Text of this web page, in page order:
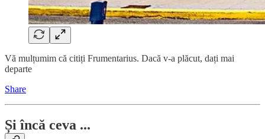
Vă mulțumim că citiți Frumentarius. Dacă v-a plăcut, dați mai
departe
Share
Și încă ceva ...